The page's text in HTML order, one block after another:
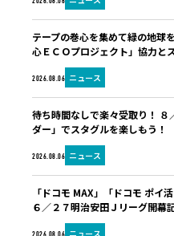
2026.08.06 ニュース
テープの巻心を集めて緑の地
心ＥＣＯプロジェクト」協力と
2026.08.06 ニュース
待ち時間なしで楽々受取り！
ダー」でスタグルを楽しもう！
ニュース
「ドコモ MAX」「ドコモ ポイ
６／２７明治安田Ｊリーグ開幕